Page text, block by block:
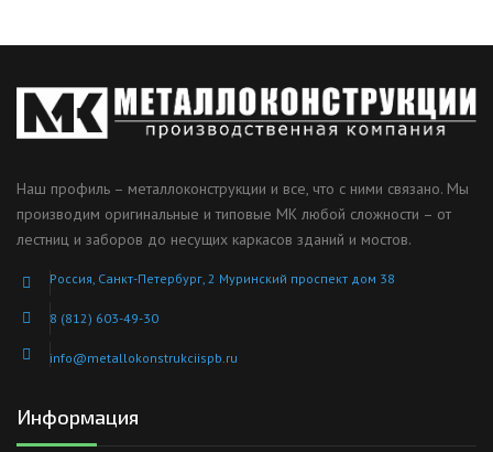
Наш профиль – металлоконструкции и все, что с ними связано. Мы
производим оригинальные и типовые МК любой сложности – от
лестниц и заборов до несущих каркасов зданий и мостов.
Россия, Санкт-Петербург, 2 Муринский проспект дом 38
8 (812) 603-49-30
info@metallokonstrukciispb.ru
Информация